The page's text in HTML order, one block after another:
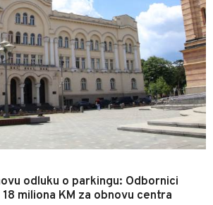
odluku o parkingu: Odbornici
miliona KM za obnovu centra